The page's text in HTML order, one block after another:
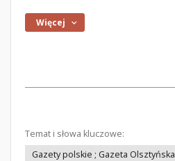
Więcej
Temat i słowa kluczowe:
Gazety polskie ; Gazeta Olsztyńska